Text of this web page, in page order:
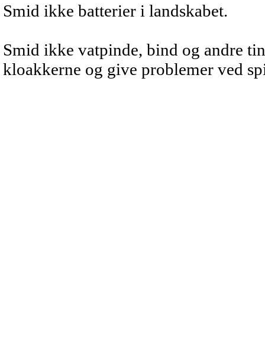
Smid ikke batterier i landskabet.
Smid ikke vatpinde, bind og andre
kloakkerne og give problemer ved